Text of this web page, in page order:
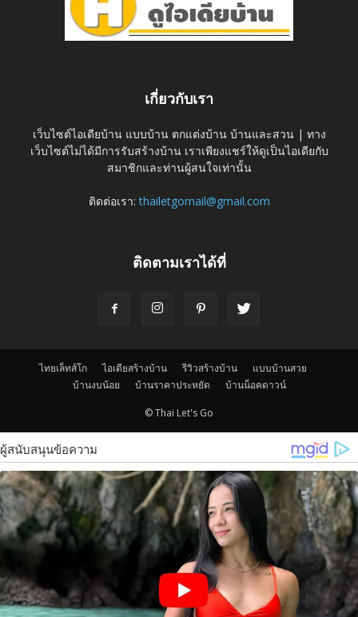
เกี่ยวกับเรา
เว็บไซต์ไอเดียบ้าน แบบบ้าน ตกแต่งบ้าน บ้านและสวน | ทาง
เว็บไซต์ไม่ได้มีการรับสร้างบ้าน เราเพียงแชร์ให้ดูเป็นไอเดียกับ
สมาชิกและท่านผู้สนใจเท่านั้น
ติดต่อเรา:thailetgomail@gmail.com
ติดตามเราได้ที่
ไทยเล็ทส์โก ไอเดียสร้างบ้าน รีวิวสร้างบ้าน
แบบบ้านสวย
บ้านงบน้อย
บ้านราคาประหยัด บ้านน็อคดาวน์
© Thai Let's Go